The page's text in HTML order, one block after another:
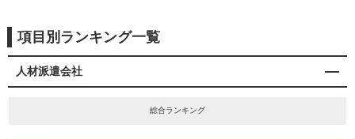
項目別ランキング一覧
人材派遣会社
総合ランキング